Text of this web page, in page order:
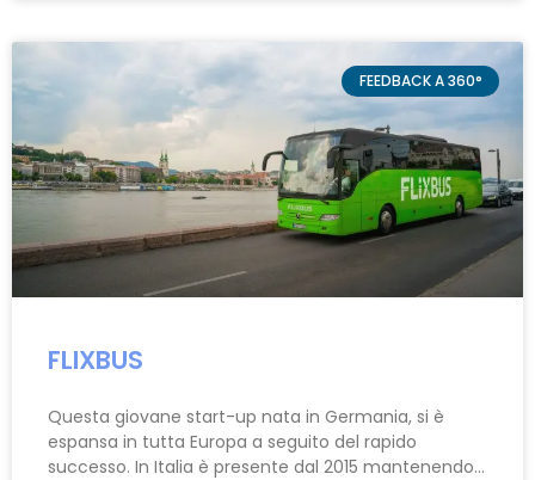
FEEDBACK A 360°
FLIXBUS
Questa giovane start-up nata in Germania, si è
espansa in tutta Europa a seguito del rapido
successo. In Italia è presente dal 2015 mantenendo…